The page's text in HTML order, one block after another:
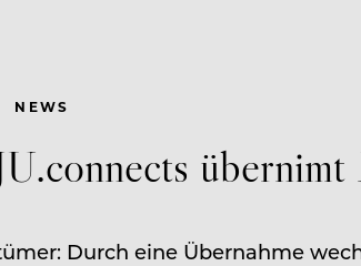
NEWS
Durch eine Übernahme